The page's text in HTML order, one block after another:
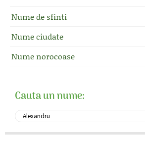
Nume de sfinti
Nume ciudate
Nume norocoase
Cauta un nume: